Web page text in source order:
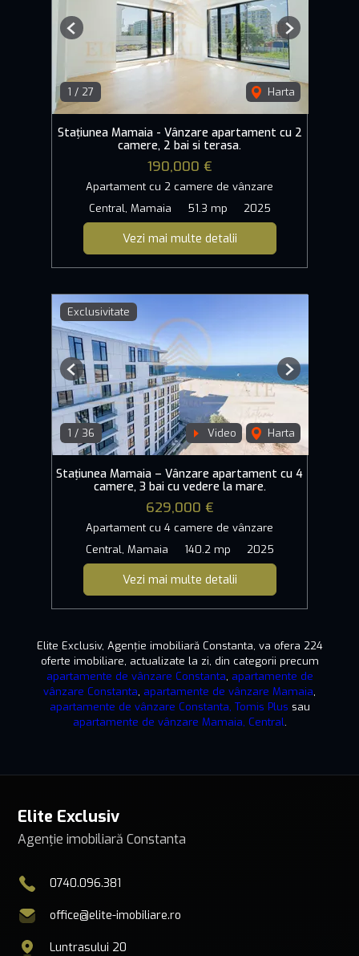
1 / 27 Harta
Previous Next
Stațiunea Mamaia - Vânzare apartament cu 2
camere, 2 bai si terasa.
190,000 €
Apartament cu 2 camere de vânzare
Central, Mamaia
51.3 mp 2025
Vezi mai multe detalii
Exclusivitate
1 / 36 Video Harta
Previous Next
Stațiunea Mamaia – Vânzare apartament cu 4
camere, 3 bai cu vedere la mare.
629,000 €
Apartament cu 4 camere de vânzare
Central, Mamaia
140.2 mp 2025
Vezi mai multe detalii
Elite Exclusiv, Agenție imobiliară Constanta, va ofera 224
oferte imobiliare, actualizate la zi, din categorii precum
apartamente de vânzare Constanta, apartamente de
vânzare Constanta, apartamente de vânzare Mamaia,
apartamente de vânzare Constanta, Tomis Plus sau
apartamente de vânzare Mamaia, Central.
Elite Exclusiv
Agenție imobiliară Constanta
0740.096.381
office@elite-imobiliare.ro
Luntrasului 20